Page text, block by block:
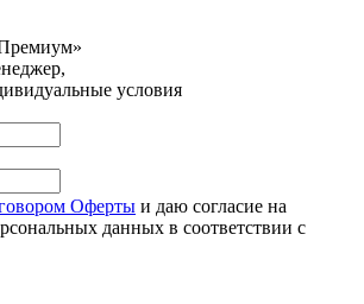
условия
Оферты и даю согласие на
данных в соответствии с